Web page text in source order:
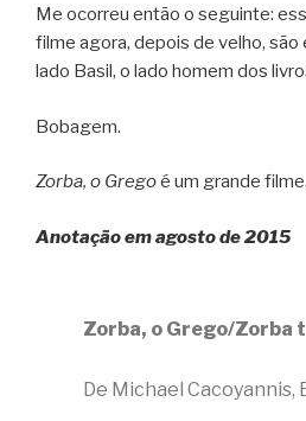
Me ocorreu então o seguinte:
filme agora, depois de velho,
lado Basil, o lado homem dos
Bobagem.
Zorba, o Gregoé um grande filme.
Anotação em agosto de 2015
Zorba, o Grego/Zorba
De Michael Cacoyannis,